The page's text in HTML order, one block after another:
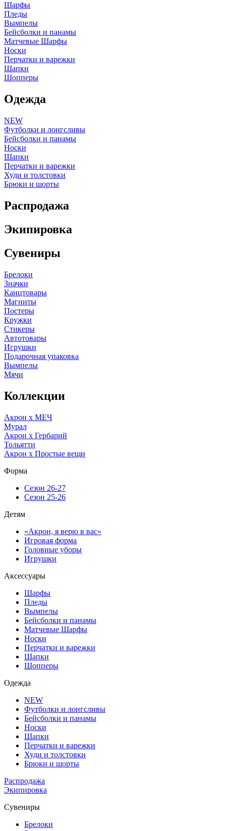
Шарфы
Пледы
Вымпелы
Бейсболки и панамы
Матчевые Шарфы
Носки
Перчатки и варежки
Шапки
Шопперы
Одежда
NEW
Футболки и лонгсливы
Бейсболки и панамы
Носки
Шапки
Перчатки и варежки
Худи и толстовки
Брюки и шорты
Распродажа
Экипировка
Сувениры
Брелоки
Значки
Канцтовары
Магниты
Постеры
Кружки
Стикеры
Автотовары
Игрушки
Подарочная упаковка
Вымпелы
Мячи
Коллекции
Акрон x МЕЧ
Мурал
Акрон x Гербарий
Тольятти
Акрон x Простые вещи
Форма
Сезон 26-27
Сезон 25-26
Детям
«Акрон, я верю в вас»
Игровая форма
Головные уборы
Игрушки
Аксессуары
Шарфы
Пледы
Вымпелы
Бейсболки и панамы
Матчевые Шарфы
Носки
Перчатки и варежки
Шапки
Шопперы
Одежда
NEW
Футболки и лонгсливы
Бейсболки и панамы
Носки
Шапки
Перчатки и варежки
Худи и толстовки
Брюки и шорты
Распродажа
Экипировка
Сувениры
Брелоки